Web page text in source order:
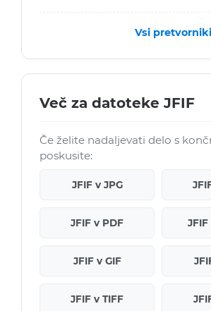
Vsi
Več za datoteke JFIF
Če želite nadaljevati delo s
poskusite:
JFIF v JPG
JFIF v PDF JFIF
JFIF v GIF
JFIF v TIFF